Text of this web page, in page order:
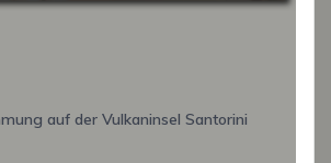
auf der Vulkaninsel Santorini